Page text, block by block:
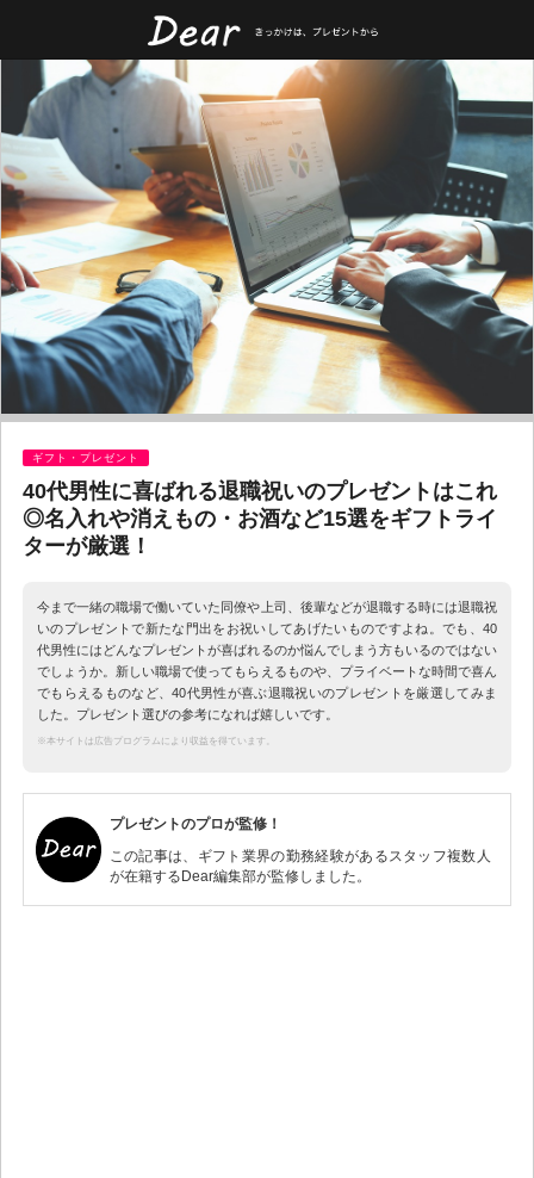
ギフト・プレゼント
40代男性に喜ばれる退職祝いのプレゼントはこれ
◎名入れや消えもの・お酒など15選をギフトライ
ターが厳選！
今まで一緒の職場で働いていた同僚や上司、後輩などが退職する時には退職祝
いのプレゼントで新たな門出をお祝いしてあげたいものですよね。でも、40
代男性にはどんなプレゼントが喜ばれるのか悩んでしまう方もいるのではない
でしょうか。新しい職場で使ってもらえるものや、プライベートな時間で喜ん
でもらえるものなど、40代男性が喜ぶ退職祝いのプレゼントを厳選してみま
した。プレゼント選びの参考になれば嬉しいです。
※本サイトは広告プログラムにより収益を得ています。
プレゼントのプロが監修！
この記事は、ギフト業界の勤務経験があるスタッフ複数人
が在籍するDear編集部が監修しました。